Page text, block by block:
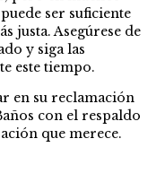
ser suficiente
justa. Asegúrese de
y siga las
este tiempo.
en su reclamación
con el respaldo
que merece.